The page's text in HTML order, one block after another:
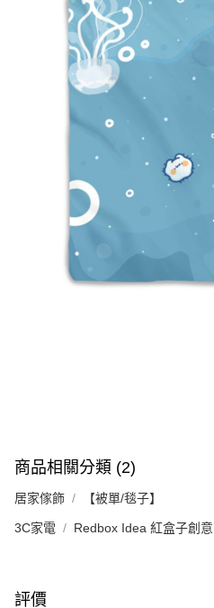
商品相關分類 (2)
居家傢飾 【被單/毯子】
3C家電 Redbox Idea 紅盒子創意
評價